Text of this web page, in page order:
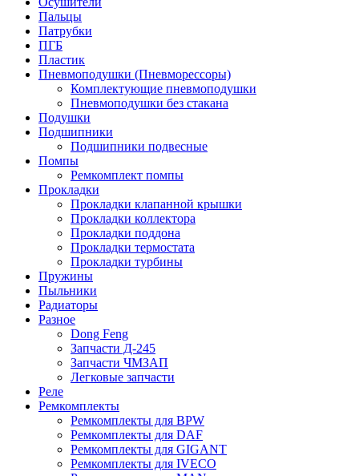
Пальцы
Патрубки
ПГБ
Пластик
Пневмоподушки (Пневморессоры)
Комплектующие пневмоподушки
Пневмоподушки без стакана
Подушки
Подшипники
Подшипники подвесные
Помпы
Ремкомплект помпы
Прокладки
Прокладки клапанной крышки
Прокладки коллектора
Прокладки поддона
Прокладки термостата
Прокладки турбины
Пружины
Пыльники
Радиаторы
Разное
Dong Feng
Запчасти Д-245
Запчасти ЧМЗАП
Легковые запчасти
Реле
Ремкомплекты
Ремкомплекты для BPW
Ремкомплекты для DAF
Ремкомплекты для GIGANT
Ремкомплекты для IVECO